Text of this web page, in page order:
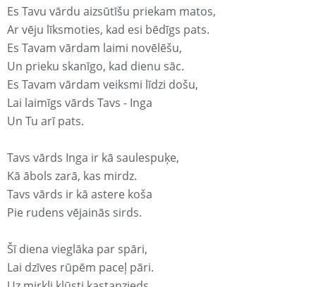
Es Tavu vārdu aizsūtīšu priekam matos,
Ar vēju līksmoties, kad esi bēdīgs pats.
Es Tavam vārdam laimi novēlēšu,
Un prieku skanīgo, kad dienu sāc.
Es Tavam vārdam veiksmi līdzi došu,
Lai laimīgs vārds Tavs - Inga
Un Tu arī pats.
Tavs vārds Inga ir kā saulespuķe,
Kā ābols zarā, kas mirdz.
Tavs vārds ir kā astere koša
Pie rudens vējainās sirds.
Šī diena vieglāka par spāri,
Lai dzīves rūpēm paceļ pāri.